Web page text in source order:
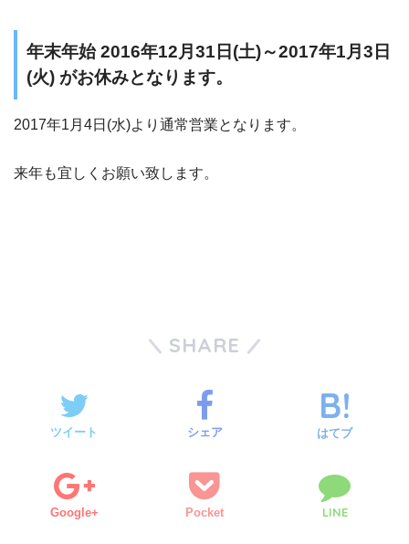
年末年始 2016年12月31日(土)～2017年1月3日
(火) がお休みとなります。
2017年1月4日(水)より通常営業となります。
来年も宜しくお願い致します。
SHARE
ツイート シェア はてブ
Google+ Pocket LINE